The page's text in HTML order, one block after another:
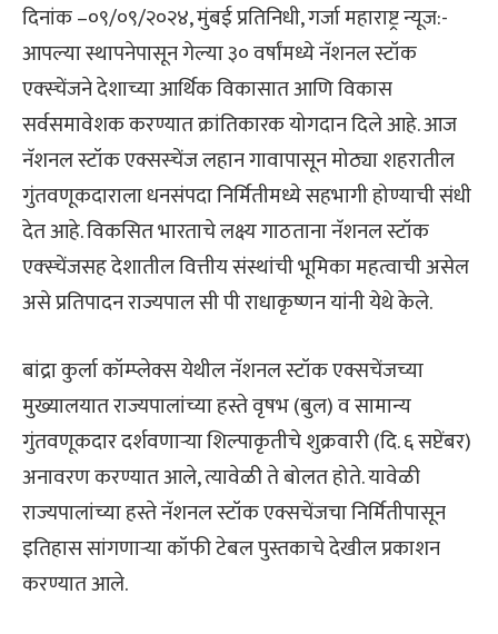
दिनांक –०९/०९/२०२४, मुंबई प्रतिनिधी, गर्जा महाराष्ट्र न्यूज:-
आपल्या स्थापनेपासून गेल्या ३० वर्षांमध्ये नॅशनल स्टॉक
एक्स्चेंजने देशाच्या आर्थिक विकासात आणि विकास
सर्वसमावेशक करण्यात क्रांतिकारक योगदान दिले आहे. आज
नॅशनल स्टॉक एक्सस्चेंज लहान गावापासून मोठ्या शहरातील
गुंतवणूकदाराला धनसंपदा निर्मितीमध्ये सहभागी होण्याची संधी
देत आहे. विकसित भारताचे लक्ष्य गाठताना नॅशनल स्टॉक
एक्स्चेंजसह देशातील वित्तीय संस्थांची भूमिका महत्वाची असेल
असे प्रतिपादन राज्यपाल सी पी राधाकृष्णन यांनी येथे केले.
बांद्रा कुर्ला कॉम्प्लेक्स येथील नॅशनल स्टॉक एक्सचेंजच्या
मुख्यालयात राज्यपालांच्या हस्ते वृषभ (बुल) व सामान्य
गुंतवणूकदार दर्शवणाऱ्या शिल्पाकृतीचे शुक्रवारी (दि. ६ सप्टेंबर)
अनावरण करण्यात आले, त्यावेळी ते बोलत होते. यावेळी
राज्यपालांच्या हस्ते नॅशनल स्टॉक एक्सचेंजचा निर्मितीपासून
इतिहास सांगणाऱ्या कॉफी टेबल पुस्तकाचे देखील प्रकाशन
करण्यात आले.